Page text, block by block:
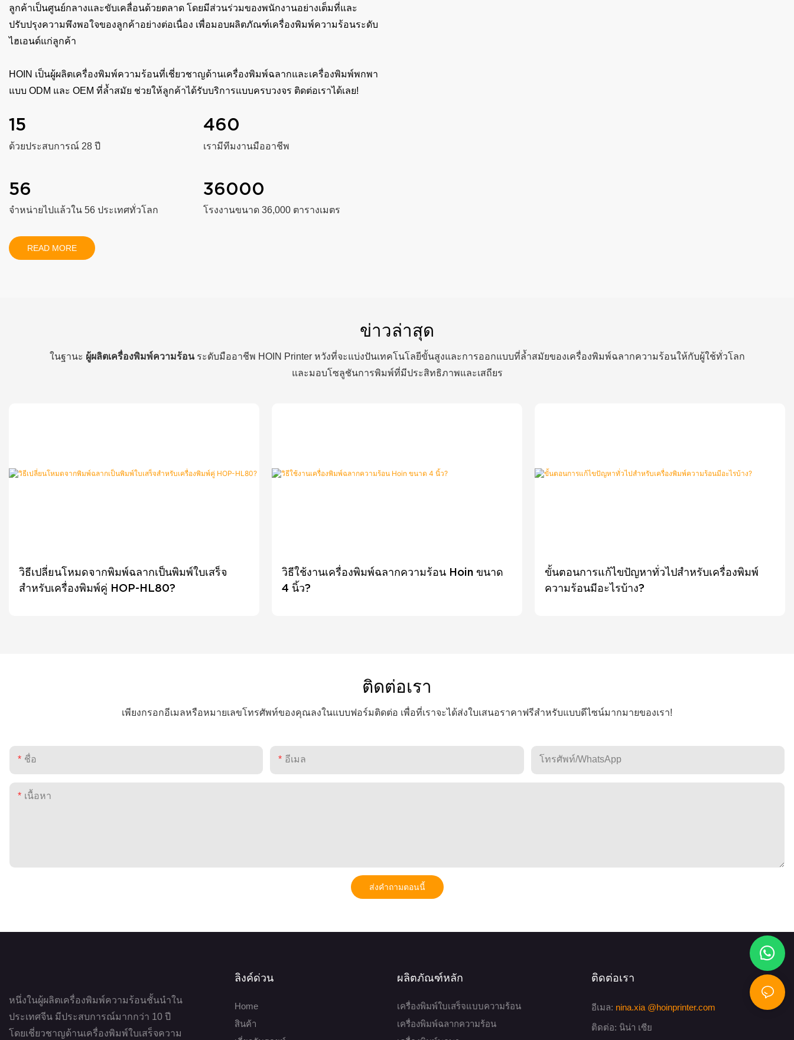
ลูกค้าเป็นศูนย์กลางและขับเคลื่อนด้วยตลาด โดยมีส่วนร่วมของพนักงานอย่างเต็มที่และ
ปรับปรุงความพึงพอใจของลูกค้าอย่างต่อเนื่อง เพื่อมอบผลิตภัณฑ์เครื่องพิมพ์ความร้อนระดับ
ไฮเอนด์แก่ลูกค้า
HOIN เป็นผู้ผลิตเครื่องพิมพ์ความร้อนที่เชี่ยวชาญด้านเครื่องพิมพ์ฉลากและเครื่องพิมพ์พกพา
แบบ ODM และ OEM ที่ล้ำสมัย ช่วยให้ลูกค้าได้รับบริการแบบครบวงจร ติดต่อเราได้เลย!
15
ด้วยประสบการณ์ 28 ปี
460
เรามีทีมงานมืออาชีพ
56
จำหน่ายไปแล้วใน 56 ประเทศทั่วโลก
36000
โรงงานขนาด 36,000 ตารางเมตร
READ MORE
ข่าวล่าสุด
ในฐานะ ผู้ผลิตเครื่องพิมพ์ความร้อนระดับมืออาชีพ HOIN Printer หวังที่จะแบ่งปันเทคโนโลยีขั้นสูงและการออกแบบที่ล้ำสมัยของเครื่องพิมพ์ฉลากความร้อนให้กับผู้ใช้ทั่วโลก
และมอบโซลูชันการพิมพ์ที่มีประสิทธิภาพและเสถียร
วิธีเปลี่ยนโหมดจากพิมพ์ฉลากเป็นพิมพ์ใบเสร็จ
สำหรับเครื่องพิมพ์คู่ HOP-HL80?
วิธีใช้งานเครื่องพิมพ์ฉลากความร้อน Hoin ขนาด
4 นิ้ว?
ขั้นตอนการแก้ไขปัญหาทั่วไปสำหรับเครื่องพิมพ์
ความร้อนมีอะไรบ้าง?
ติดต่อเรา
เพียงกรอกอีเมลหรือหมายเลขโทรศัพท์ของคุณลงในแบบฟอร์มติดต่อ เพื่อที่เราจะได้ส่งใบเสนอราคาฟรีสำหรับแบบดีไซน์มากมายของเรา!
ชื่อ อีเมล โทรศัพท์/WhatsApp
เนื้อหา
ส่งคำถามตอนนี้
หนึ่งในผู้ผลิตเครื่องพิมพ์ความร้อนชั้นนำใน
ประเทศจีน มีประสบการณ์มากกว่า 10 ปี
โดยเชี่ยวชาญด้านเครื่องพิมพ์ใบเสร็จความ
ลิงค์ด่วน
Home
สินค้า
ผลิตภัณฑ์หลัก
เครื่องพิมพ์ใบเสร็จแบบความร้อน
เครื่องพิมพ์ฉลากความร้อน
ติดต่อเรา
อีเมล: nina.xia @hoinprinter.com
ติดต่อ: นิน่า เซีย